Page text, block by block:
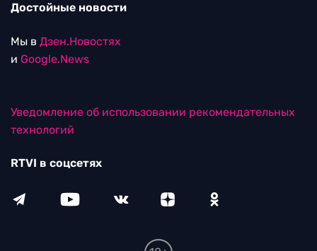
Достойные новости
Мы в Дзен.Новостях
и Google.News
Уведомление об использовании рекомендательных
технологий
RTVI в соцсетях